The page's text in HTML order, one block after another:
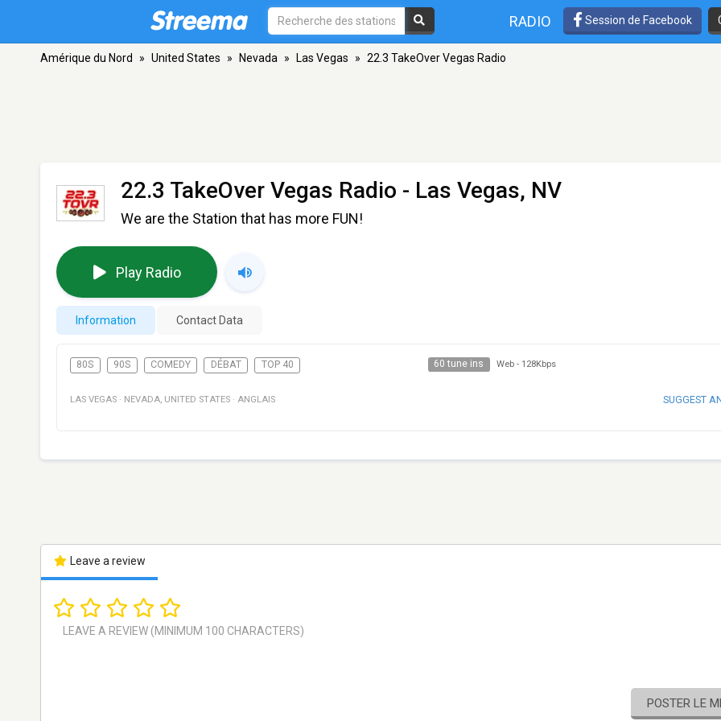
RADIO Session de Facebook
Amérique du Nord » United States » Nevada » Las Vegas » 22.3 TakeOver Vegas Radio
22.3 TakeOver Vegas Radio - Las Vegas, NV
We are the Station that has more FUN!
Play Radio
Information Contact Data
80S 90S COMEDY DÉBAT TOP 40 60 tune ins Web - 128Kbps
LAS VEGAS · NEVADA, UNITED STATES · ANGLAIS SUGGEST
Leave a review
POSTER LE